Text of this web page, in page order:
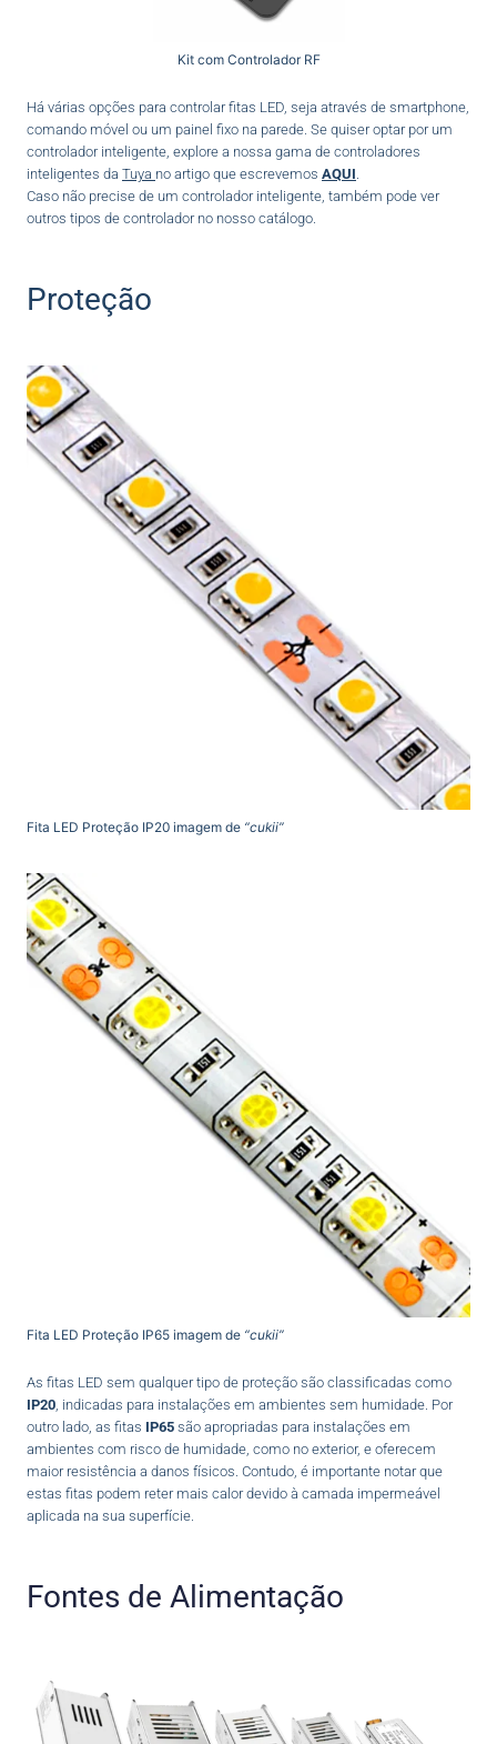
Kit com Controlador RF
Há várias opções para controlar fitas LED, seja através de smartphone,
comando móvel ou um painel fixo na parede. Se quiser optar por um
controlador inteligente, explore a nossa gama de controladores
inteligentes da Tuya no artigo que escrevemos AQUI
Caso não precise de um controlador inteligente, também pode ver
outros tipos de controlador no nosso catálogo.
Proteção
Fita LED Proteção IP20 imagem de “cukii”
Fita LED Proteção IP65 imagem de “cukii”
As fitas LED sem qualquer tipo de proteção são classificadas como
IP20 , indicadas para instalações em ambientes sem humidade. Por
outro lado, as fitas IP65 são apropriadas para instalações em
ambientes com risco de humidade, como no exterior, e oferecem
maior resistência a danos físicos. Contudo, é importante notar que
estas fitas podem reter mais calor devido à camada impermeável
aplicada na sua superfície.
Fontes de Alimentação